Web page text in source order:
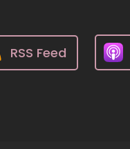
RSS Feed